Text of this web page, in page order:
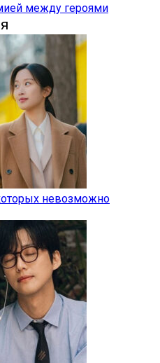
между героями
невозможно